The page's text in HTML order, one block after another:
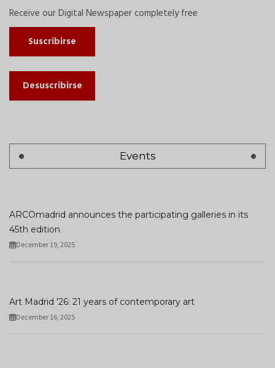
Receive our Digital Newspaper completely free
Suscribirse
Desuscribirse
Events
ARCOmadrid announces the participating galleries in its
45th edition
December 19, 2025
Art Madrid '26: 21 years of contemporary art
December 16, 2025